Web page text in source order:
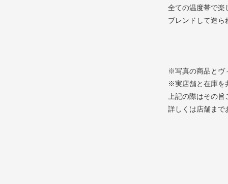
全ての温度帯で楽
ブレンドして造ら
※写真の商品とヴ
※実店舗と在庫を
上記の際はその旨
詳しくは店舗まで